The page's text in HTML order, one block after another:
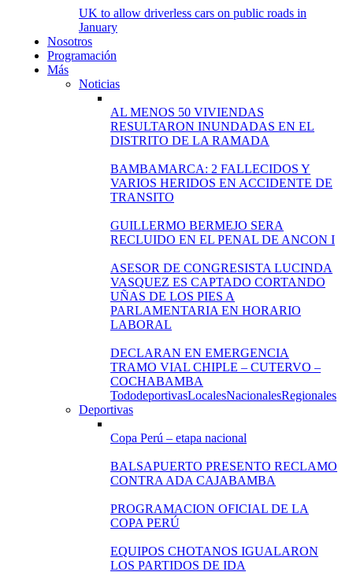
UK to allow driverless cars on public roads in
January
Nosotros
Programación
Más
Noticias
AL MENOS 50 VIVIENDAS
RESULTARON INUNDADAS EN EL
DISTRITO DE LA RAMADA
BAMBAMARCA: 2 FALLECIDOS Y
VARIOS HERIDOS EN ACCIDENTE DE
TRANSITO
GUILLERMO BERMEJO SERA
RECLUIDO EN EL PENAL DE ANCON I
ASESOR DE CONGRESISTA LUCINDA
VASQUEZ ES CAPTADO CORTANDO
UÑAS DE LOS PIES A
PARLAMENTARIA EN HORARIO
LABORAL
DECLARAN EN EMERGENCIA
TRAMO VIAL CHIPLE – CUTERVO –
COCHABAMBA
TododeportivasLocalesNacionalesRegionales
Deportivas
Copa Perú – etapa nacional
BALSAPUERTO PRESENTO RECLAMO
CONTRA ADA CAJABAMBA
PROGRAMACION OFICIAL DE LA
COPA PERÚ
EQUIPOS CHOTANOS IGUALARON
LOS PARTIDOS DE IDA